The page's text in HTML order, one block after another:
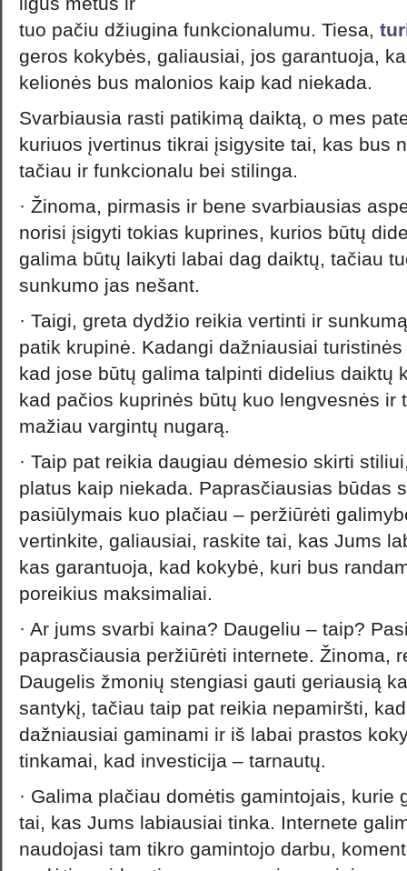
tuo pačiu džiugina funkcionalumu. Tiesa,
geros kokybės, galiausiai, jos garantuoja,
kelionės bus malonios kaip kad niekada.
Svarbiausia rasti patikimą daiktą, o mes
kuriuos įvertinus tikrai įsigysite tai, kas bus
tačiau ir funkcionalu bei stilinga.
· Žinoma, pirmasis ir bene svarbiausias
norisi įsigyti tokias kuprines, kurios būtų
galima būtų laikyti labai dag daiktų, tačiau
sunkumo jas nešant.
· Taigi, greta dydžio reikia vertinti ir
patik krupinė. Kadangi dažniausiai
kad jose būtų galima talpinti didelius daiktų
kad pačios kuprinės būtų kuo lengvesnės ir
mažiau vargintų nugarą.
· Taip pat reikia daugiau dėmesio skirti
platus kaip niekada. Paprasčiausias būdas
pasiūlymais kuo plačiau – peržiūrėti
vertinkite, galiausiai, raskite tai, kas Jums
kas garantuoja, kad kokybė, kuri bus
poreikius maksimaliai.
· Ar jums svarbi kaina? Daugeliu – taip?
paprasčiausia peržiūrėti internete. Žinoma,
Daugelis žmonių stengiasi gauti geriausią
santykį, tačiau taip pat reikia nepamiršti,
dažniausiai gaminami ir iš labai prastos
tinkamai, kad investicija – tarnautų.
· Galima plačiau domėtis gamintojais, kurie
tai, kas Jums labiausiai tinka. Internete
naudojasi tam tikro gamintojo darbu,